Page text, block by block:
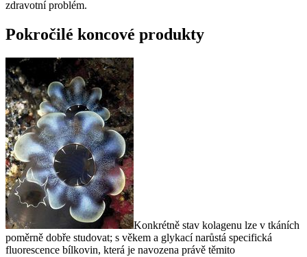
zdravotní problém.
Pokročilé koncové produkty
Konkrétně stav kolagenu lze v tkáních
poměrně dobře studovat; s věkem a glykací narůstá specifická
fluorescence bílkovin, která je navozena právě těmito